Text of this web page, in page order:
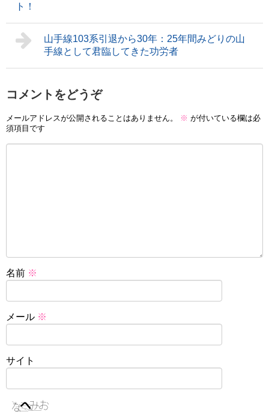
ト！
山手線103系引退から30年：25年間みどりの山
手線として君臨してきた功労者
コメントをどうぞ
メールアドレスが公開されることはありません。 ※ が付いている欄は必
須項目です
名前 ※
メール ※
サイト